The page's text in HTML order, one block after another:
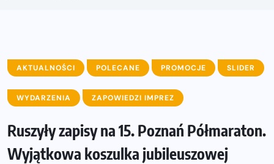
AKTUALNOŚCI POLECANE PROMOCJE SLIDER
WYDARZENIA ZAPOWIEDZI IMPREZ
Ruszyły zapisy na 15. Poznań Półmaraton.
Wyjątkowa koszulka jubileuszowej